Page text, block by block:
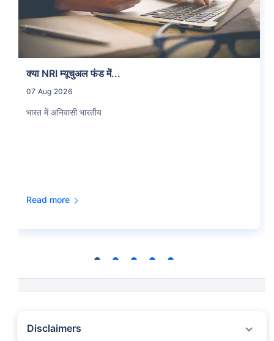
क्या NRI म्यूचुअल फंड में...
07 Aug 2026
भारत में अनिवासी भारतीय
Read more
Disclaimers